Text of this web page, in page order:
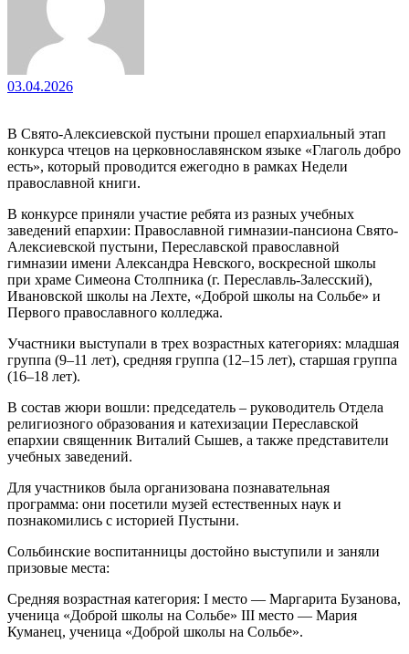
03.04.2026
В Свято-Алексиевской пустыни прошел епархиальный этап
конкурса чтецов на церковнославянском языке «Глаголь добро
есть», который проводится ежегодно в рамках Недели
православной книги.
В конкурсе приняли участие ребята из разных учебных
заведений епархии: Православной гимназии-пансиона Свято-
Алексиевской пустыни, Переславской православной
гимназии имени Александра Невского, воскресной школы
при храме Симеона Столпника (г. Переславль-Залесский),
Ивановской школы на Лехте, «Доброй школы на Сольбе» и
Первого православного колледжа.
Участники выступали в трех возрастных категориях: младшая
группа (9–11 лет), средняя группа (12–15 лет), старшая группа
(16–18 лет).
В состав жюри вошли: председатель – руководитель Отдела
религиозного образования и катехизации Переславской
епархии священник Виталий Сышев, а также представители
учебных заведений.
Для участников была организована познавательная
программа: они посетили музей естественных наук и
познакомились с историей Пустыни.
Сольбинские воспитанницы достойно выступили и заняли
призовые места:
Средняя возрастная категория: I место — Маргарита Бузанова,
ученица «Доброй школы на Сольбе» III место — Мария
Куманец, ученица «Доброй школы на Сольбе».